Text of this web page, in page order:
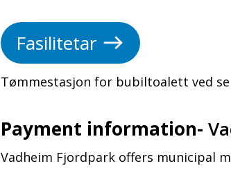
Fasilitetar
Tømmestasjon for bubiltoalett ved
Payment information-
Vadheim Fjordpark offers municipal